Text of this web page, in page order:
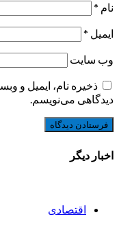
نام *
ایمیل *
وب‌ سایت
ذخیره نام، ایمیل و
دیدگاهی می‌نویسم.
اخبار دیگر
اقتصادی